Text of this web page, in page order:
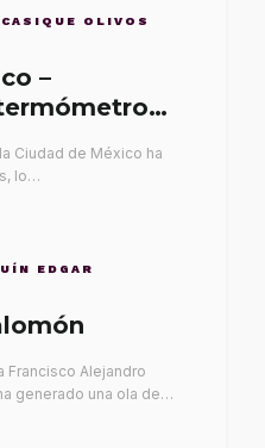
OLIVOS
–
Ciudad de México ha
lo…
EDGAR
Francisco Alejandro
generado una ola de…